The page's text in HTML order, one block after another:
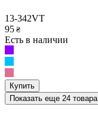
13-342VT
95 ₴
Есть в наличии
Купить
Показать еще 24 товара